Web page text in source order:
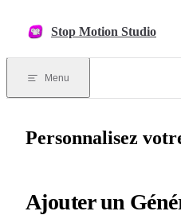
Stop Motion Studio
Menu
Personnalisez
Ajouter un